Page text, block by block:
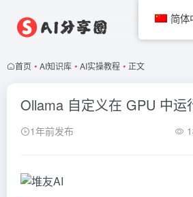
首页 • AI知识库 • AI实操教程 • 正文
Ollama 自定义在 GPU 中运
1年前发布
简体